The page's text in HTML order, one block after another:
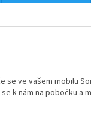
ve vašem mobilu
k nám na pobočku a